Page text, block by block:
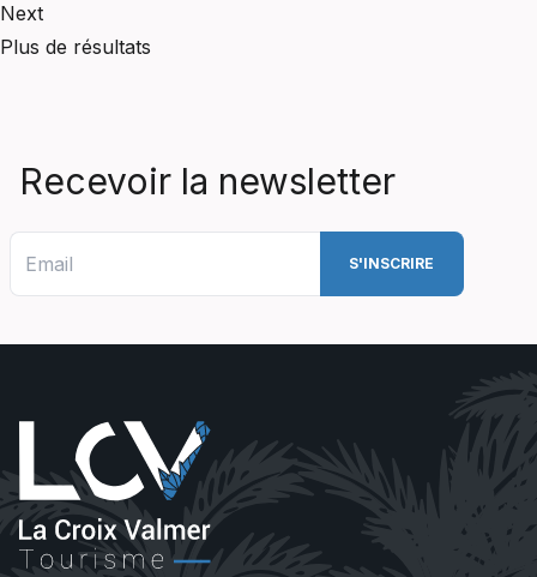
Next
Plus de résultats
Recevoir la newsletter